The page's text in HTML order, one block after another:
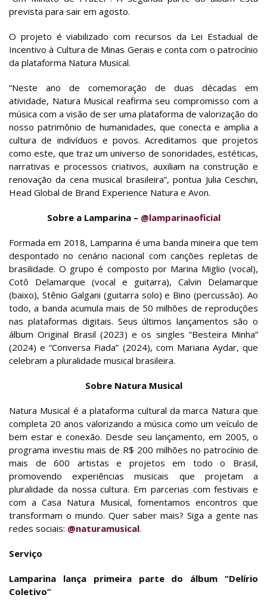
prevista para sair em agosto.
O projeto é viabilizado com recursos da Lei Estadual de
Incentivo à Cultura de Minas Gerais e conta com o patrocínio
da plataforma Natura Musical.
“Neste ano de comemoração de duas décadas em
atividade, Natura Musical reafirma seu compromisso com a
música com a visão de ser uma plataforma de valorização do
nosso patrimônio de humanidades, que conecta e amplia a
cultura de indivíduos e povos. Acreditamos que projetos
como este, que traz um universo de sonoridades, estéticas,
narrativas e processos criativos, auxiliam na construção e
renovação da cena musical brasileira”, pontua Julia Ceschin,
Head Global de Brand Experience Natura e Avon.
Sobre a Lamparina – @lamparinaoficial
Formada em 2018, Lamparina é uma banda mineira que tem
despontado no cenário nacional com canções repletas de
brasilidade. O grupo é composto por Marina Miglio (vocal),
Cotô Delamarque (vocal e guitarra), Calvin Delamarque
(baixo), Stênio Galgani (guitarra solo) e Bino (percussão). Ao
todo, a banda acumula mais de 50 milhões de reproduções
nas plataformas digitais. Seus últimos lançamentos são o
álbum Original Brasil (2023) e os singles “Besteira Minha”
(2024) e “Conversa Fiada” (2024), com Mariana Aydar, que
celebram a pluralidade musical brasileira.
Sobre Natura Musical
Natura Musical é a plataforma cultural da marca Natura que
completa 20 anos valorizando a música como um veículo de
bem estar e conexão. Desde seu lançamento, em 2005, o
programa investiu mais de R$ 200 milhões no patrocínio de
mais de 600 artistas e projetos em todo o Brasil,
promovendo experiências musicais que projetam a
pluralidade da nossa cultura. Em parcerias com festivais e
com a Casa Natura Musical, fomentamos encontros que
transformam o mundo. Quer saber mais? Siga a gente nas
redes sociais: @naturamusical.
Serviço
Lamparina lança primeira parte do álbum “Delírio
Coletivo”